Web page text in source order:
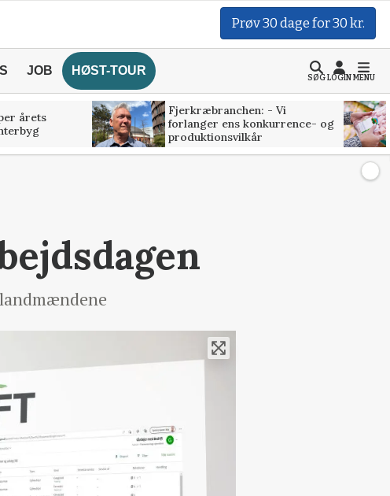
Prøv 30 dage for 30 kr.
JOB HØST-TOUR
SØGLOGINMENU
årets
Fjerkræbranchen: - Vi
forlanger ens konkurrence- og
produktionsvilkår